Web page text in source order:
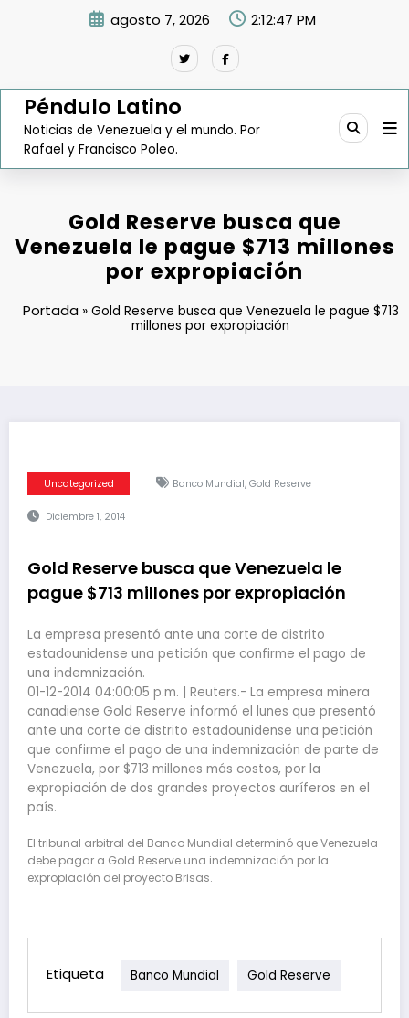
agosto 7, 2026 2:12:48 PM
Péndulo Latino
Noticias de Venezuela y el mundo. Por
Rafael y Francisco Poleo.
Gold Reserve busca que
Venezuela le pague $713 millones
por expropiación
Portada» Gold Reserve busca que Venezuela le pague $713
millones por expropiación
Uncategorized Banco Mundial, Gold Reserve
Diciembre 1, 2014
Gold Reserve busca que Venezuela le
pague $713 millones por expropiación
La empresa presentó ante una corte de distrito
estadounidense una petición que confirme el pago de
una indemnización.
01-12-2014 04:00:05 p.m. | Reuters.- La empresa minera
canadiense Gold Reserve informó el lunes que presentó
ante una corte de distrito estadounidense una petición
que confirme el pago de una indemnización de parte de
Venezuela, por $713 millones más costos, por la
expropiación de dos grandes proyectos auríferos en el
país.
El tribunal arbitral del Banco Mundial determinó que Venezuela
debe pagar a Gold Reserve una indemnización por la
expropiación del proyecto Brisas.
Etiqueta Banco Mundial Gold Reserve